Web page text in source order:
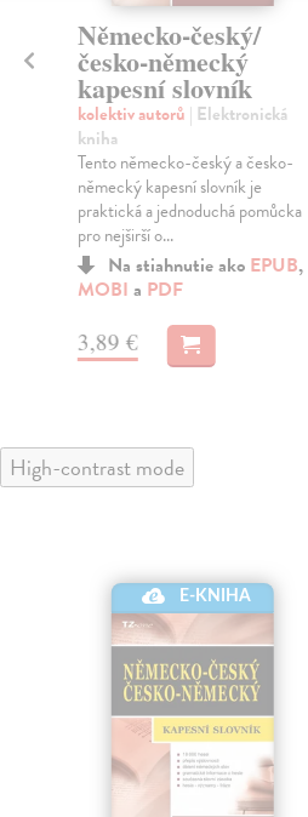
Německo-český/
česko-německý
kapesní slovník
kolektiv autorů | Elektronická
kniha
Tento německo-český a česko-
německý kapesní slovník je
praktická a jednoduchá pomůcka
pro nejširší o...
Na stiahnutie ako EPUB,
MOBI a PDF
3,89 €
High-contrast mode
E-KNIHA